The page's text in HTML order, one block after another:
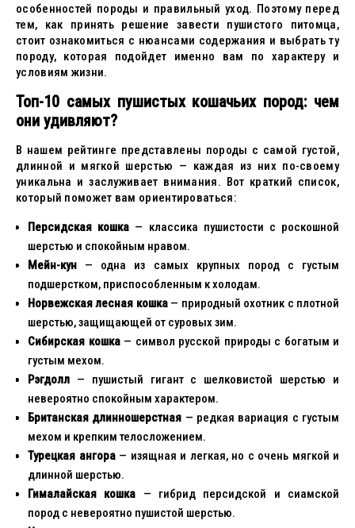
особенностей породы и правильный уход. Поэтому перед
тем, как принять решение завести пушистого питомца,
стоит ознакомиться с нюансами содержания и выбрать ту
породу, которая подойдет именно вам по характеру и
условиям жизни.
Топ-10 самых пушистых кошачьих пород: чем
они удивляют?
В нашем рейтинге представлены породы с самой густой,
длинной и мягкой шерстью — каждая из них по-своему
уникальна и заслуживает внимания. Вот краткий список,
который поможет вам ориентироваться:
Персидская кошка — классика пушистости с роскошной
шерстью и спокойным нравом.
Мейн-кун — одна из самых крупных пород с густым
подшерстком, приспособленным к холодам.
Норвежская лесная кошка— природный охотник с плотной
шерстью, защищающей от суровых зим.
Сибирская кошка— символ русской природы с богатым и
густым мехом.
Рэгдолл — пушистый гигант с шелковистой шерстью и
невероятно спокойным характером.
Британская длинношерстная — редкая вариация с густым
мехом и крепким телосложением.
Турецкая ангора— изящная и легкая, но с очень мягкой и
длинной шерстью.
Гималайская кошка — гибрид персидской и сиамской
пород с невероятно пушистой шерстью.